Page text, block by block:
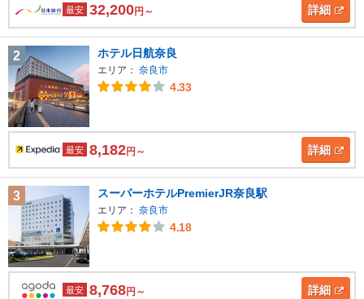
最安 32,200円～ 詳細
2 ホテル日航奈良
エリア： 奈良市
4.33
最安 8,182円～ 詳細
3 スーパーホテルPremierJR奈良駅
エリア： 奈良市
4.18
最安 8,768円～ 詳細